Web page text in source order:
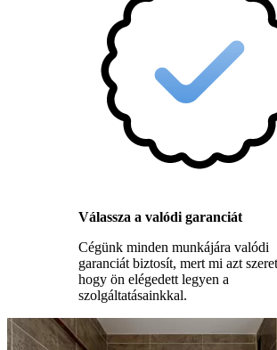
Válassza a valódi garanciát
Cégünk minden munkájára valódi
garanciát biztosít, mert mi azt
hogy ön elégedett legyen a
szolgáltatásainkkal.